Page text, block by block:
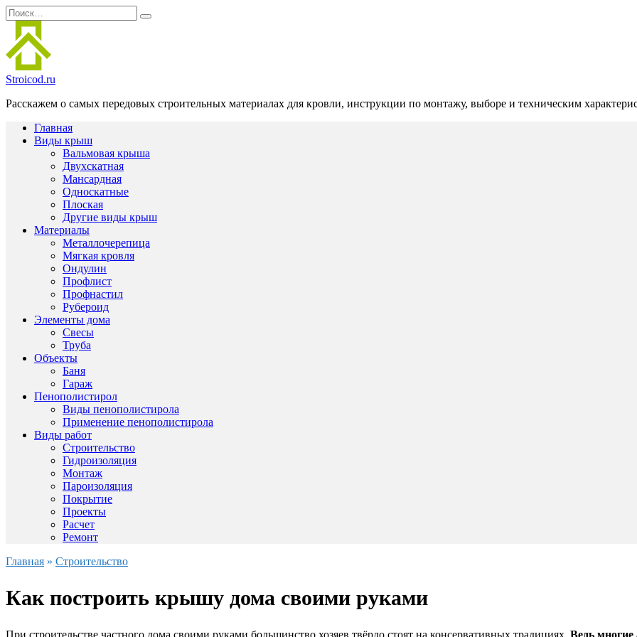
Перейти
к
содержанию
Search
for:
Stroicod.ru
Расскажем о самых передовых строительных материалах для кровли, инструкции по монтажу, выборе и техническим
Главная
Виды крыш
Вальмовая крыша
Двухскатная
Мансардная
Односкатные
Плоская
Другие виды крыш
Материалы
Металлочерепица
Мягкая кровля
Ондулин
Профлист
Профнастил
Рубероид
Элементы дома
Свесы
Труба
Объекты
Баня
Гараж
Пенополистирол
Виды пенополистирола
Применение пенополистирола
Виды работ
Строительство
Гидроизоляция
Монтаж
Пароизоляция
Покрытие
Проекты
Расчет
Ремонт
Главная » Строительство
Как построить крышу дома своими руками